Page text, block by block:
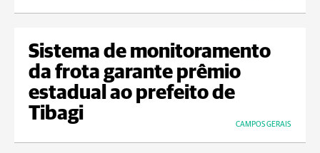
Sistema de monitoramento
da frota garante prêmio
estadual ao prefeito de
Tibagi
CAMPOS GERAIS